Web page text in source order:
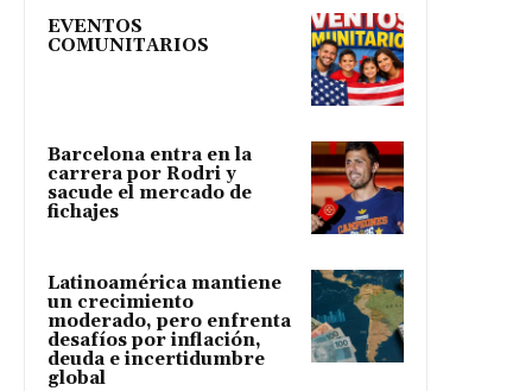
EVENTOS
COMUNITARIOS
Barcelona entra en la
carrera por Rodri y
sacude el mercado de
fichajes
Latinoamérica mantiene
un crecimiento
moderado, pero enfrenta
desafíos por inflación,
deuda e incertidumbre
global